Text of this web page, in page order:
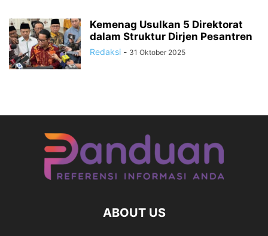
Kemenag Usulkan 5 Direktorat
dalam Struktur Dirjen Pesantren
Redaksi - 31 Oktober 2025
ABOUT US